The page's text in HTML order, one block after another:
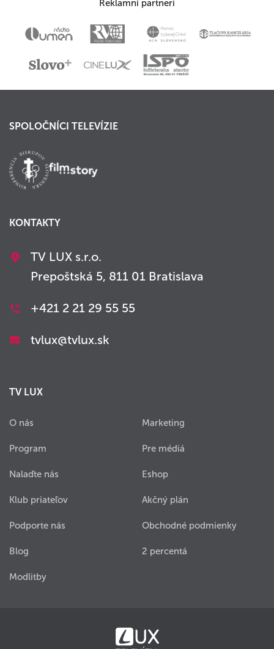
Reklamní partneri
SPOLOČNÍCI TELEVÍZIE
KONTAKTY
TV LUX s.r.o.
Prepoštská 5, 811 01 Bratislava
+421 2 21 29 55 55
tvlux@tvlux.sk
TV LUX
O nás
Program
Nalaďte nás
Klub priateľov
Podporte nás
Blog
Modlitby
Marketing
Pre médiá
Eshop
Akčný plán
Obchodné podmienky
2 percentá